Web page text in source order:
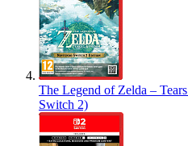
The Legend of Zelda –
Switch 2)